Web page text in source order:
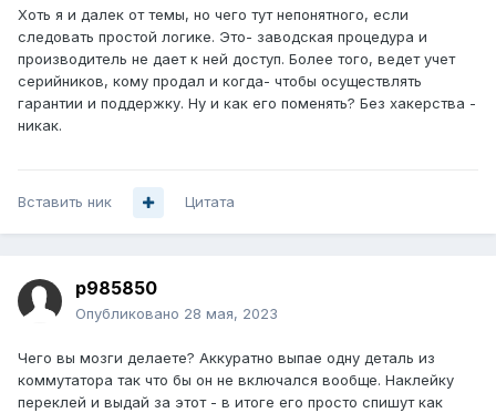
Хоть я и далек от темы, но чего тут непонятного, если
следовать простой логике. Это- заводская процедура и
производитель не дает к ней доступ. Более того, ведет учет
серийников, кому продал и когда- чтобы осуществлять
гарантии и поддержку. Ну и как его поменять? Без хакерства -
никак.
Вставить ник Цитата
p985850
Опубликовано 28 мая, 2023
Чего вы мозги делаете? Аккуратно выпае одну деталь из
коммутатора так что бы он не включался вообще. Наклейку
переклей и выдай за этот - в итоге его просто спишут как